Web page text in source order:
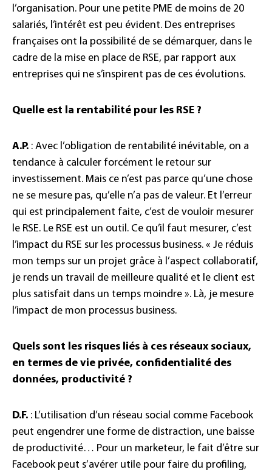
l’organisation. Pour une petite PME de moins de 20
salariés, l’intérêt est peu évident. Des entreprises
françaises ont la possibilité de se démarquer, dans le
cadre de la mise en place de RSE, par rapport aux
entreprises qui ne s’inspirent pas de ces évolutions.
Quelle est la rentabilité pour les RSE ?
A.P. : Avec l’obligation de rentabilité inévitable, on a
tendance à calculer forcément le retour sur
investissement. Mais ce n’est pas parce qu’une chose
ne se mesure pas, qu’elle n’a pas de valeur. Et l’erreur
qui est principalement faite, c’est de vouloir mesurer
le RSE. Le RSE est un outil. Ce qu’il faut mesurer, c’est
l’impact du RSE sur les processus business. « Je réduis
mon temps sur un projet grâce à l’aspect collaboratif,
je rends un travail de meilleure qualité et le client est
plus satisfait dans un temps moindre ». Là, je mesure
l’impact de mon processus business.
Quels sont les risques liés à ces réseaux sociaux,
en termes de vie privée, confidentialité des
données, productivité ?
D.F. : L’utilisation d’un réseau social comme Facebook
peut engendrer une forme de distraction, une baisse
de productivité… Pour un marketeur, le fait d’être sur
Facebook peut s’avérer utile pour faire du profiling,